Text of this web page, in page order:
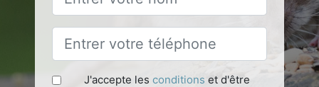
J'accepte les conditions et d'être